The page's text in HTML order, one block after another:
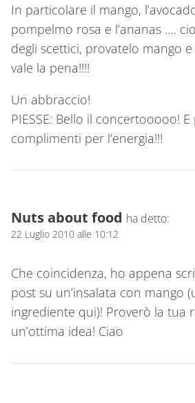
In particolare il mango,
pompelmo rosa e l’ananas ….
degli scettici, provatelo mango
vale la pena!!!!
Un abbraccio!
PIESSE: Bello il concertooooo!
complimenti per l’energia!!!
Nuts about food ha detto:
22 Luglio 2010 alle 10:12
Che coincidenza, ho appena
post su un’insalata con mango
ingrediente qui)! Proverò la tua
un’ottima idea! Ciao